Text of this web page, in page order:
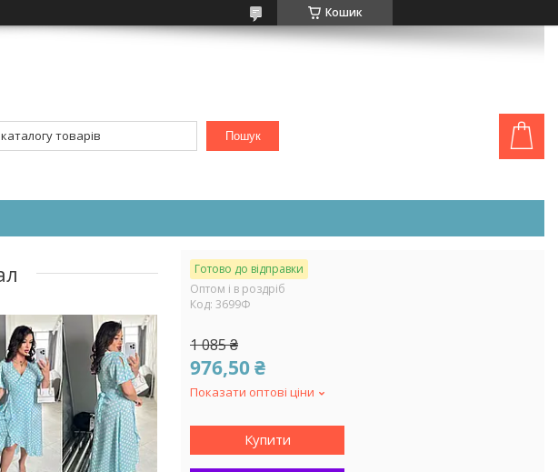
Кошик
Пошук
Готово до відправки
Оптом і в роздріб
Код: 3699Ф
1 085 ₴
976,50 ₴
Показати оптові ціни
Купити